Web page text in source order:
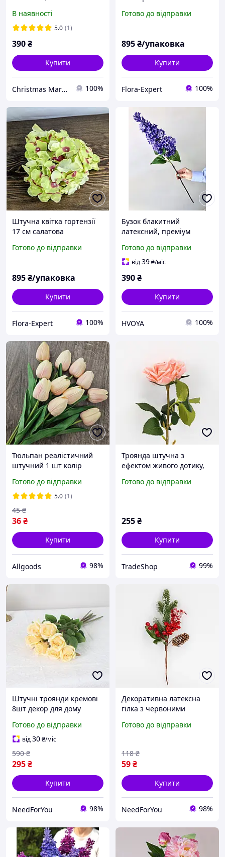
живі, велика гілка бузку
72 см
В наявності
5.0 (1)
390₴
Купити
Christmas Market 100%
Готово до відправки
895₴/упаковка
Купити
Flora-Expert 100%
Штучна квітка гортензії
17 см салатова
Готово до відправки
895₴/упаковка
Купити
Flora-Expert 100%
Бузок блакитний
латексний, преміум
Touch, велика гілка 72 см
Готово до відправки
від39₴/міс
390₴
Купити
HVOYA 100%
Тюльпан реалістичний
штучний 1 шт колір
Готово до відправки
5.0 (1)
36₴
45 ₴
Купити
Allgoods 98%
Троянда штучна з
ефектом живого дотику,
142PH AGoodStore
Готово до відправки
255₴
Купити
TradeShop 99%
Штучні троянди кремові
8шт декор для дому
декоративні рослини для
інтер'єру
Готово до відправки
від30₴/міс
295₴
590 ₴
Купити
NeedForYou 98%
Декоративна латексна
гілка з червоними
новорічного декору
Готово до відправки
59₴
118 ₴
Купити
NeedForYou 98%